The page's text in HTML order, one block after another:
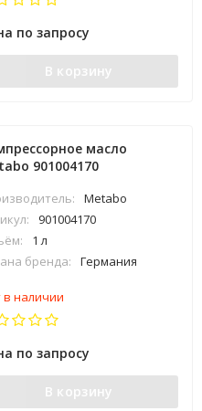
по запросу
В корзину
масло
901004170
Metabo
901004170
1 л
бренда:
Германия
в наличии
по запросу
В корзину